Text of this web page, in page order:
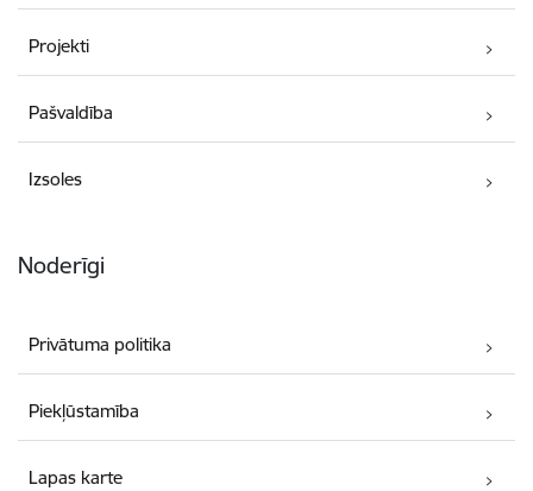
Projekti
Pašvaldība
Izsoles
Noderīgi
Privātuma politika
Piekļūstamība
Lapas karte